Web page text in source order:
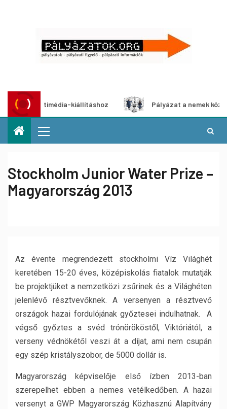
multimédia-kiállításhoz Pályázat a nemek közötti
Stockholm Junior Water Prize –
Magyarország 2013
Az évente megrendezett stockholmi Víz Világhét
keretében 15-20 éves, középiskolás fiatalok mutatják
be projektjüket a nemzetközi zsűrinek és a Világhéten
jelenlévő résztvevőknek. A versenyen a résztvevő
országok hazai fordulójának győztesei indulhatnak. A
végső győztes a svéd trónörököstől, Viktóriától, a
verseny védnökétől veszi át a díjat, ami nem csupán
egy szép kristályszobor, de 5000 dollár is.
Magyarország képviselője első ízben 2013-ban
szerepelhet ebben a nemes vetélkedőben. A hazai
versenyt a GWP Magyarország Közhasznú Alapítvány